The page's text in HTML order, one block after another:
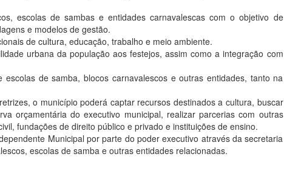
escolas de sambas e entidades carnavalescas com o objetivo de
e modelos de gestão.
de cultura, educação, trabalho e meio ambiente.
urbana da população aos festejos, assim como a integração com
de samba, blocos carnavalescos e outras entidades, tanto na
o município poderá captar recursos destinados a cultura, buscar
orçamentária do executivo municipal, realizar parcerias com outras
fundações de direito público e privado e instituições de ensino.
Municipal por parte do poder executivo através da secretaria
escolas de samba e outras entidades relacionadas.